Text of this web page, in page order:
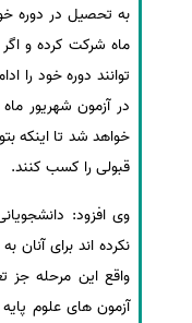
به تحصیل در دوره
ماه شرکت کرده و
توانند دوره خود را
در آزمون شهریور
خواهد شد تا اینکه
قبولی را کسب کنند.
وی افزود:
نکرده اند برای
واقع این مرحله جز
آزمون های علوم